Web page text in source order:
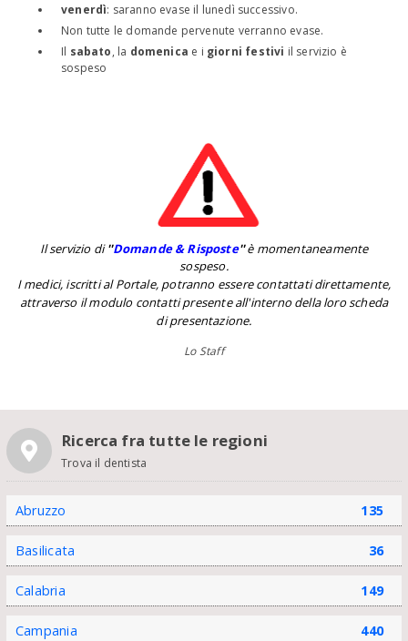
venerdì: saranno evase il lunedì successivo.
Non tutte le domande pervenute verranno evase.
Il sabato, la domenica e i giorni festivi il servizio è
sospeso
Il servizio di''Domande & Risposte''è momentaneamente
sospeso.
I medici, iscritti al Portale, potranno essere contattati direttamente,
attraverso il modulo contatti presente all'interno della loro scheda
di presentazione.
Lo Staff
Ricerca fra tutte le regioni
Trova il dentista
Abruzzo 135
Basilicata 36
Calabria 149
Campania 440